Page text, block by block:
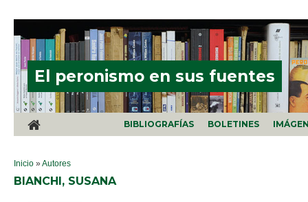
El peronismo en sus fuentes
BIBLIOGRAFÍAS BOLETINES
SE ENCUENTRA USTED AQUÍ
Inicio »Autores
BIANCHI, SUSANA